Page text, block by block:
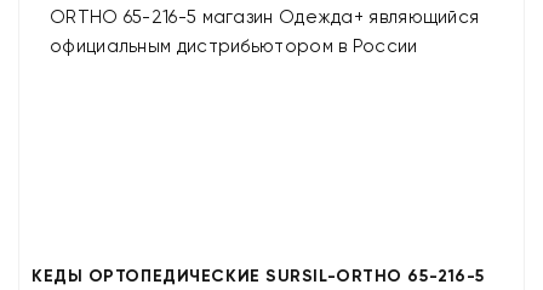
КЕДЫ ОРТОПЕДИЧЕСКИЕ SURSIL-ORTHO 65-216-5